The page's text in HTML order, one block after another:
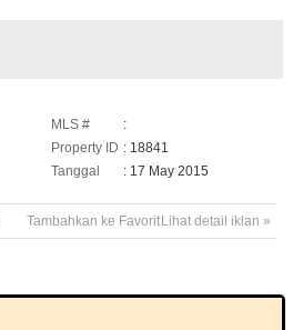
MLS #
:
Property ID : 18841
Tanggal
: 17 May 2015
Lihat detail iklan »
Tambahkan ke Favorit